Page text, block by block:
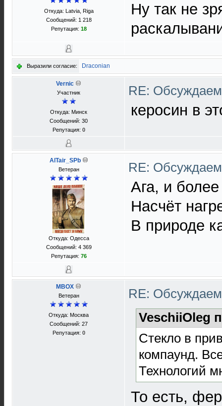
Откуда: Latvia, Riga
Сообщений: 1 218
Репутация: 18
Ну так не
Выразили согласие: Draconian
Vernic
Участник
Откуда: Минск
Сообщений: 30
Репутация: 0
RE:
керосин в
AlTair_SPb
Ветеран
Откуда: Одесса
Сообщений: 4 369
Репутация: 76
RE:
Ага, и
Насчёт
В природе
MBOX
Ветеран
Откуда: Москва
Сообщений: 27
Репутация: 0
RE:
VeschiiOleg
Стекло в
компаунд.
Технологий
То есть,